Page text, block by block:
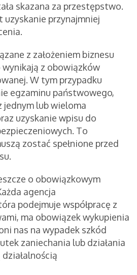
skazana za przestępstwo.
przynajmniej
z założeniem biznesu
z obowiązków
W tym przypadku
egzaminu państwowego,
jednym lub wieloma
uzyskanie wpisu do
To
zostać spełnione przed
o obowiązkowym
agencja
podejmuje współpracę z
ma obowiązek wykupienia
nas na wypadek szkód
zaniechania lub działania